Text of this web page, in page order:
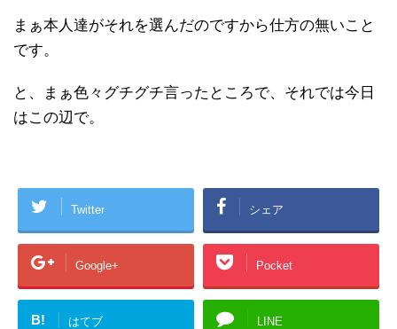
まぁ本人達がそれを選んだのですから仕方の無いこと
です。
と、まぁ色々グチグチ言ったところで、それでは今日
はこの辺で。
Twitter シェア
Google+ Pocket
B! はてブ LINE